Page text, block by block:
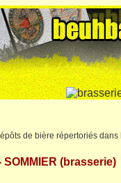
de bière répertoriés
SOMMIER (brasserie)